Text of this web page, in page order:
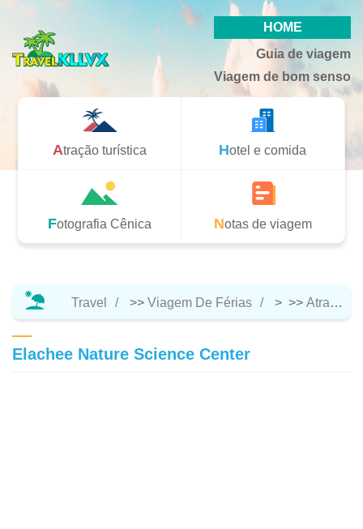
HOME
Guia de viagem
Viagem de bom senso
Atração turística Hotel e comida
Fotografia Cênica Notas de viagem
Travel >> Viagem De Férias > >> Atração Turística
Elachee Nature Science Center